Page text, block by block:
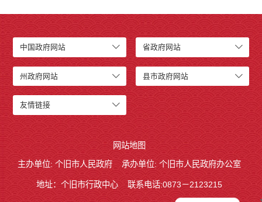
中国政府网站 省政府网站
州政府网站 县市政府网站
友情链接
网站地图
主办单位: 个旧市人民政府
承办单位: 个旧市人民政府办公室
地址：个旧市行政中心 联系电话:0873－2123215